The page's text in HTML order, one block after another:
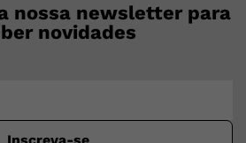
nossa newsletter para
novidades